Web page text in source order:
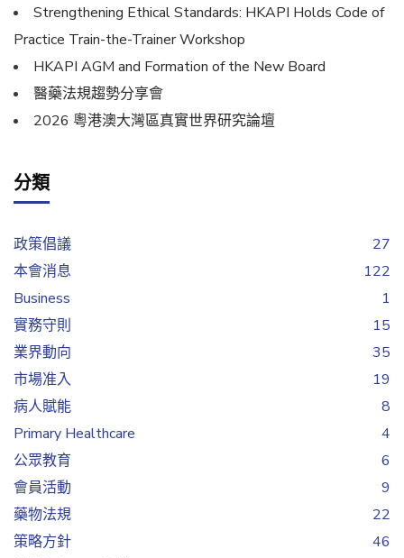
Strengthening Ethical Standards: HKAPI Holds Code of
Practice Train-the-Trainer Workshop
HKAPI AGM and Formation of the New Board
醫藥法規趨勢分享會
2026 粵港澳大灣區真實世界研究論壇
分類
政策倡議
27
本會消息
122
Business
1
實務守則
15
業界動向
35
市場准入
19
病人賦能
8
Primary Healthcare
4
公眾教育
6
會員活動
9
藥物法規
22
策略方針
46